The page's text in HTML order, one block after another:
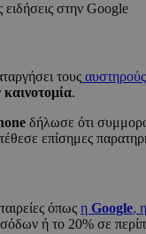
στην Google
τους αυστηρούς
καινοτομία.
δήλωσε ότι
επίσημες
όπως η Google, η
ή το 20% σε